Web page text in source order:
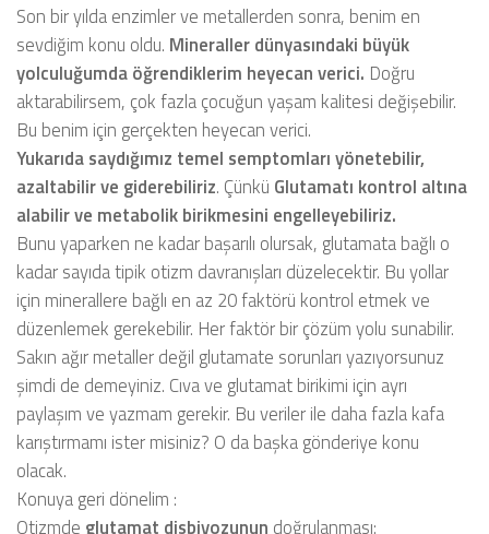
Son bir yılda enzimler ve metallerden sonra, benim en
sevdiğim konu oldu. Mineraller dünyasındaki büyük
yolculuğumda öğrendiklerim heyecan verici. Doğru
aktarabilirsem, çok fazla çocuğun yaşam kalitesi değişebilir.
Bu benim için gerçekten heyecan verici.
Yukarıda saydığımız temel semptomları yönetebilir,
azaltabilir ve giderebiliriz. Çünkü Glutamatı kontrol altına
alabilir ve metabolik birikmesini engelleyebiliriz.
Bunu yaparken ne kadar başarılı olursak, glutamata bağlı o
kadar sayıda tipik otizm davranışları düzelecektir. Bu yollar
için minerallere bağlı en az 20 faktörü kontrol etmek ve
düzenlemek gerekebilir. Her faktör bir çözüm yolu sunabilir.
Sakın ağır metaller değil glutamate sorunları yazıyorsunuz
şimdi de demeyiniz. Cıva ve glutamat birikimi için ayrı
paylaşım ve yazmam gerekir. Bu veriler ile daha fazla kafa
karıştırmamı ister misiniz? O da başka gönderiye konu
olacak.
Konuya geri dönelim :
Otizmde glutamat disbiyozunun doğrulanması: